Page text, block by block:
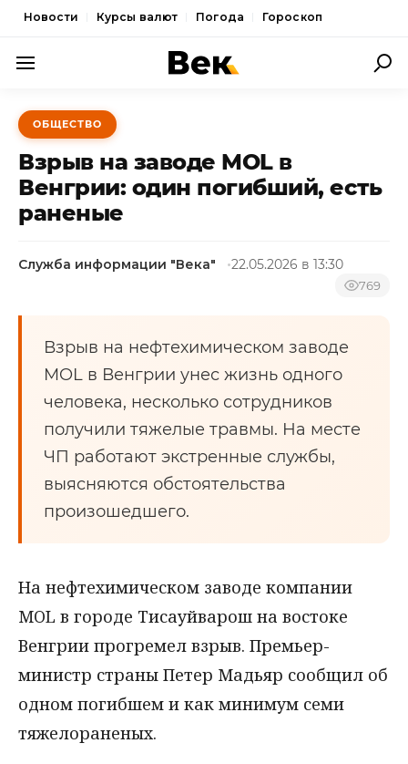
Новости Курсы валют Погода Гороскоп
ПОЛИТИКА
ЭКОНОМИКА
ОБЩЕСТВО
СПОРТ
ОБЩЕСТВО
Взрыв на заводе MOL в
Венгрии: один погибший, есть
раненые
Служба информации "Века" 22.05.2026 в 13:30
769
Взрыв на нефтехимическом заводе
MOL в Венгрии унес жизнь одного
человека, несколько сотрудников
получили тяжелые травмы. На месте
ЧП работают экстренные службы,
выясняются обстоятельства
произошедшего.
На нефтехимическом заводе компании
MOL в городе Тисауйварош на востоке
Венгрии прогремел взрыв. Премьер-
министр страны Петер Мадьяр сообщил об
одном погибшем и как минимум семи
тяжелораненых.